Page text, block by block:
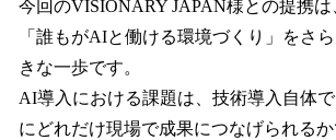
今回のVISIONARY JAPAN様との提携
「誰もがAIと働ける環境づくり」をさ
きな一歩です。
AI導入における課題は、技術導入自体
にどれだけ現場で成果につなげられる